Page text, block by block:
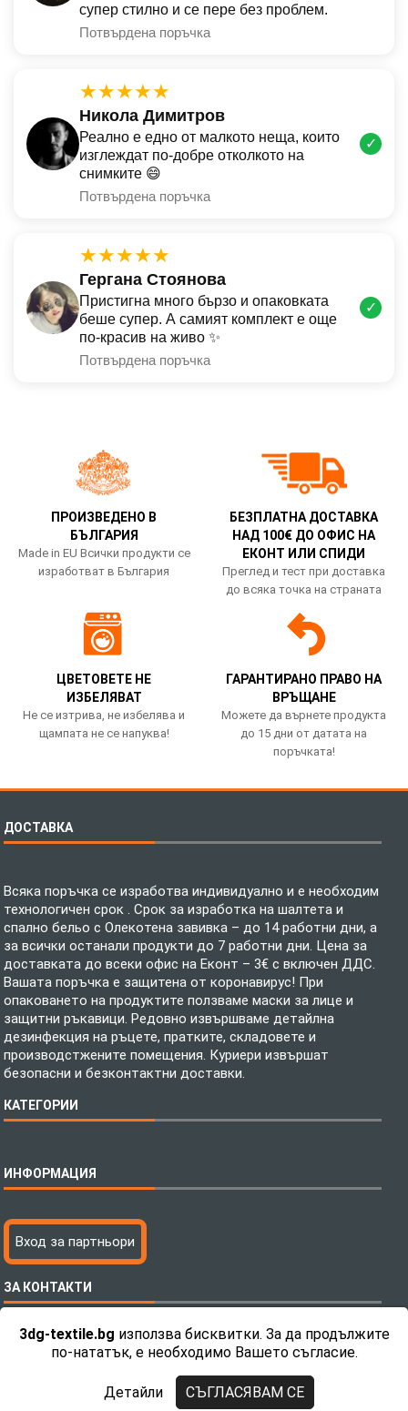
3dg-textile.bg използва бисквитки. За да продължите
по-нататък, е необходимо Вашето съгласие.
Детайли СЪГЛАСЯВАМ СЕ
супер стилно и се пере без проблем.
Потвърдена поръчка
★★★★★
Никола Димитров
Реално е едно от малкото неща, които
изглеждат по-добре отколкото на
снимките 😄
Потвърдена поръчка
✓
★★★★★
Гергана Стоянова
Пристигна много бързо и опаковката
беше супер. А самият комплект е още
по-красив на живо ✨
Потвърдена поръчка
✓
ПРОИЗВЕДЕНО В
БЪЛГАРИЯ
Made in EU Всички продукти се
изработват в България
БЕЗПЛАТНА ДОСТАВКА
НАД 100€ ДО ОФИС НА
ЕКОНТ ИЛИ СПИДИ
Преглед и тест при доставка
до всяка точка на страната
ЦВЕТОВЕТЕ НЕ
ИЗБЕЛЯВАТ
Не се изтрива, не избелява и
щампата не се напуква!
ГАРАНТИРАНО ПРАВО НА
ВРЪЩАНЕ
Можете да върнете продукта
до 15 дни от датата на
поръчката!
ДОСТАВКА
Всяка поръчка се изработва индивидуално и е необходим
технологичен срок . Срок за изработка на шалтета и
спално бельо с Олекотена завивка – до 14 работни дни, а
за всички останали продукти до 7 работни дни. Цена за
доставката до всеки офис на Еконт – 3€ с включен ДДС.
Вашата поръчка е защитена от коронавирус! При
опаковането на продуктите ползваме маски за лице и
защитни ръкавици. Редовно извършваме детайлна
дезинфекция на ръцете, пратките, складовете и
производстжените помещения. Куриери извършат
безопасни и безконтактни доставки.
КАТЕГОРИИ
Бебешки спални комплекти
Тениски с пълноцветен печат
Хавлиени кърпи
Пончо за водни спортове
Микрофибърни Велурени Кърпи
Детски пончота
ИНФОРМАЦИЯ
Технология на печатане
Файлове за печат
Как да поръчам?
С какво сме различни?
Контакти
Политика за поверителност
Вход за партньори
ЗА КОНТАКТИ
Телефон:0892 26 04 34 / 0896 57 42 42